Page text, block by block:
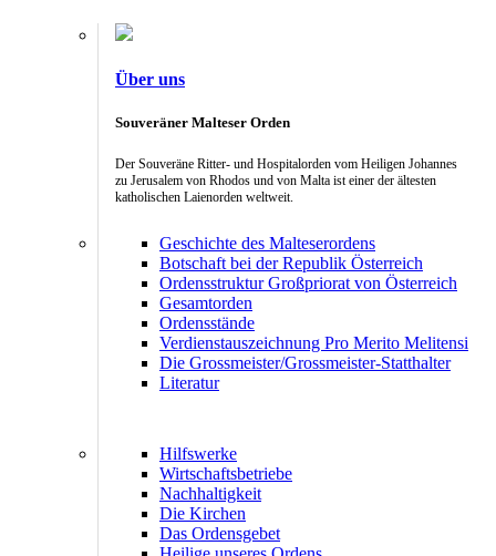
Über uns
Souveräner Malteser Orden
Der Souveräne Ritter- und Hospitalorden vom Heiligen Johannes
zu Jerusalem von Rhodos und von Malta ist einer der ältesten
katholischen Laienorden weltweit.
Geschichte des Malteserordens
Botschaft bei der Republik Österreich
Ordensstruktur Großpriorat von Österreich
Gesamtorden
Ordensstände
Verdienstauszeichnung Pro Merito Melitensi
Die Grossmeister/Grossmeister-Statthalter
Literatur
Hilfswerke
Wirtschaftsbetriebe
Nachhaltigkeit
Die Kirchen
Das Ordensgebet